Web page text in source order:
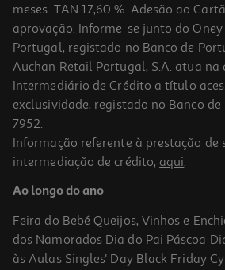
meses. TAN 17,60 %. Adesão ao
aprovação. Informe-se junto do
Portugal, registado no Banco de
Auchan Retail Portugal, S.A. atua na
Intermediário de Crédito a título
exclusividade, registado no Banco
7952.
Informação referente à prestação de
intermediação de crédito, aqui.
Ao longo do ano
Feira do Bebé Queijos, Vinhos e
dos Namorados Dia do Pai Páscoa
às Aulas Singles' Day Black Friday